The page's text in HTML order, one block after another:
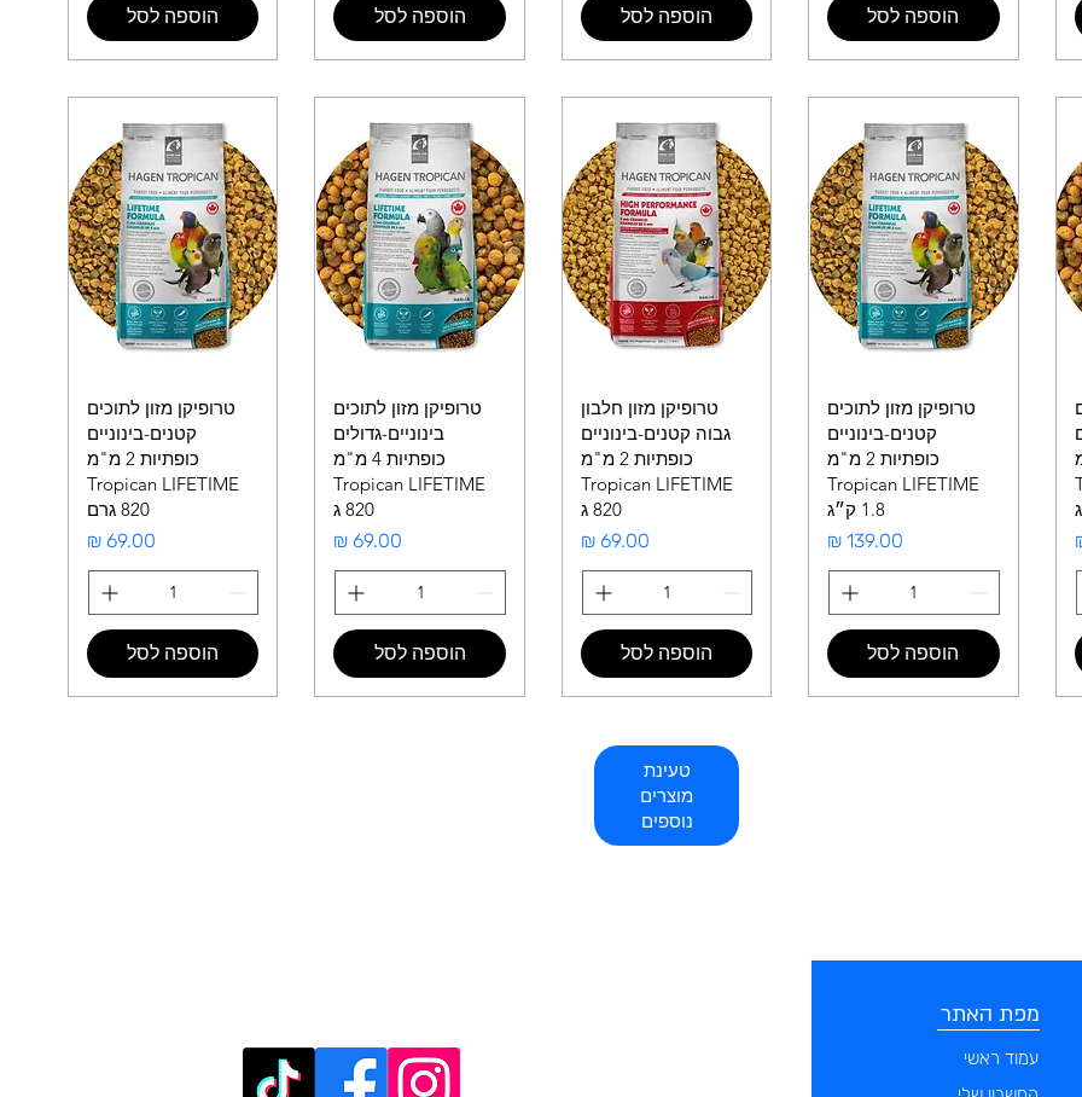
הוספה לסל הוספה לסל הוספה לסל הוספה לסל
טרופיקן מזון לתוכים
קטנים-בינוניים
כופתיות 2 מ"מ
Tropican LIFETIME
1.8 ק״ג
מחיר
הוספה לסל
טרופיקן מזון חלבון
גבוה קטנים-בינוניים
כופתיות 2 מ"מ
Tropican LIFETIME
820 ג
מחיר
הוספה לסל
טרופיקן מזון לתוכים
בינוניים-גדולים
כופתיות 4 מ"מ
Tropican LIFETIME
820 ג
מחיר
הוספה לסל
טרופיקן מזון לתוכים
קטנים-בינוניים
כופתיות 2 מ"מ
Tropican LIFETIME
820 גרם
מחיר
הוספה לסל
טעינת
מוצרים
נוספים
עמוד ראשי